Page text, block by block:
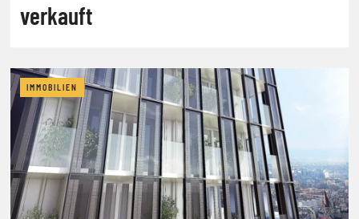
verkauft
IMMOBILIEN